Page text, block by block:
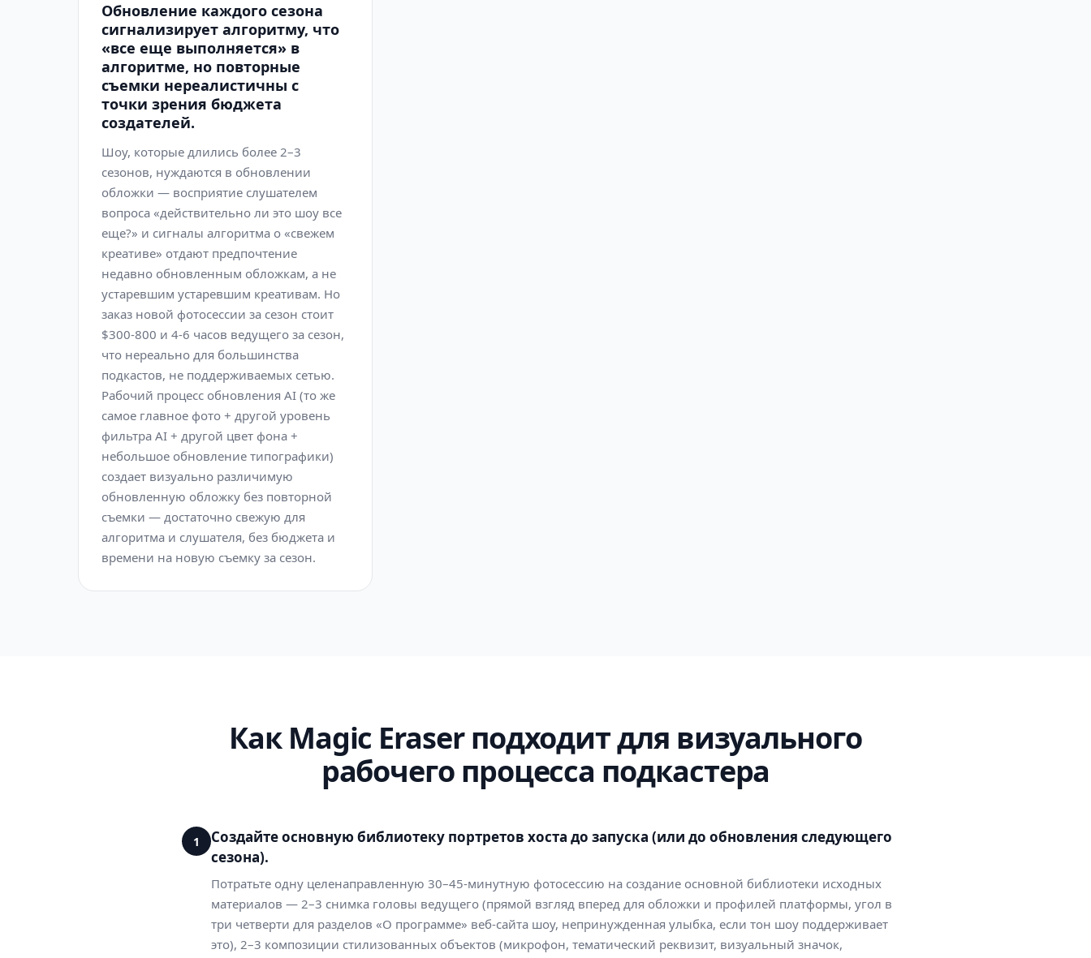
Обновление каждого сезона
сигнализирует алгоритму, что
«все еще выполняется» в
алгоритме, но повторные
съемки нереалистичны с
точки зрения бюджета
создателей.
Шоу, которые длились более 2–3
сезонов, нуждаются в обновлении
обложки — восприятие слушателем
вопроса «действительно ли это шоу все
еще?» и сигналы алгоритма о «свежем
креативе» отдают предпочтение
недавно обновленным обложкам, а не
устаревшим устаревшим креативам. Но
заказ новой фотосессии за сезон стоит
$300-800 и 4-6 часов ведущего за сезон,
что нереально для большинства
подкастов, не поддерживаемых сетью.
Рабочий процесс обновления AI (то же
самое главное фото + другой уровень
фильтра AI + другой цвет фона +
небольшое обновление типографики)
создает визуально различимую
обновленную обложку без повторной
съемки — достаточно свежую для
алгоритма и слушателя, без бюджета и
времени на новую съемку за сезон.
Как Magic Eraser подходит для визуального
рабочего процесса подкастера
1
Создайте основную библиотеку портретов хоста до запуска (или до обновления следующего
сезона).
Потратьте одну целенаправленную 30–45-минутную фотосессию на создание основной библиотеки исходных
материалов — 2–3 снимка головы ведущего (прямой взгляд вперед для обложки и профилей платформы, угол в
три четверти для разделов «О программе» веб-сайта шоу, непринужденная улыбка, если тон шоу поддерживает
это), 2–3 композиции стилизованных объектов (микрофон, тематический реквизит, визуальный значок,